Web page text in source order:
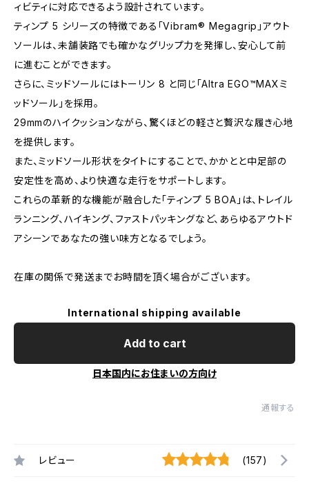
ィビティに対応できるよう設計されています。
ティンプ 5 シリーズの特徴である「Vibram® Megagrip」アウト
ソールは、未舗装路でも確かなグリップ力を発揮し、安心して前
に進むことができます。
さらに、ミッドソールにはトーリン 8 と同じ「Altra EGO™MAXミ
ッドソール」を採用。
29mmのハイクッションながら、驚くほどの軽さと贅沢な履き心地
を提供します。
また、ミッドソール形状をタイトにすることで、かかとと中足部の
安定性を高め、より快適な走行をサポートします。
これらの革新的な機能が融合した「ティンプ 5 BOA」は、トレイル
ランニング、ハイキング、ファストパッキングなど、あらゆるアウトド
アシーンであなたの強い味方となるでしょう。
在庫の関係で発送までお時間を頂く場合がございます。
International shipping available
Add to cart
日本国内にお住まいの方向け
通報する
レビュー (157)